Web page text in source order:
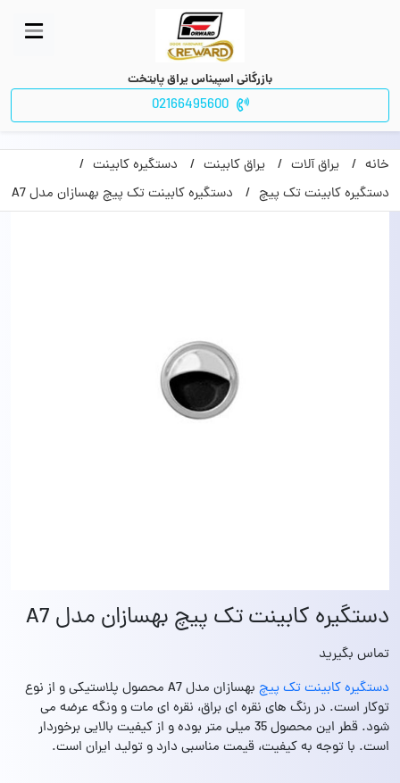
بازرگانی اسپیناس یراق پایتخت
02166495600
خانه یراق آلات یراق کابینت
دستگیره کابینت
دستگیره کابینت تک پیچ
دستگیره کابینت تک پیچ بهسازان مدل A7
دستگیره کابینت تک پیچ بهسازان مدل A7
تماس بگیرید
دستگیره کابینت تک پیچ
بهسازان مدل A7 محصول پلاستیکی و از نوع
توکار است. در رنگ‌ های نقره‌ ای براق، نقره‌ ای مات و ونگه عرضه می‌
شود. قطر این محصول 35 میلی‌ متر بوده و از کیفیت بالایی برخوردار
است. با توجه به کیفیت، قیمت مناسبی دارد و تولید ایران است.